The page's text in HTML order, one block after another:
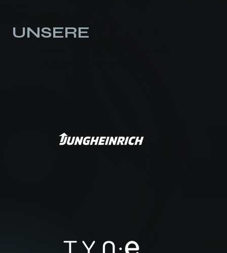
UNSERE